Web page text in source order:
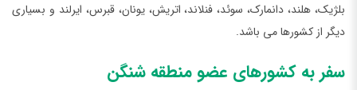
بلژیک، هلند، دانمارک، سوئد، فنلاند، اتریش، یونان، قبرس، ایرلند و بسیاری
دیگر از کشورها می باشد.
سفر به کشورهای عضو منطقه شنگن